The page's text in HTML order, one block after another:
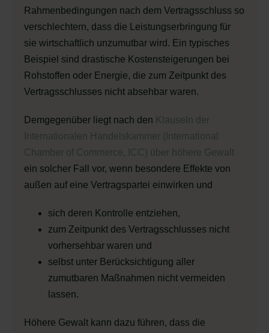
Rahmenbedingungen nach dem Vertragsschluss so
verschlechtern, dass die Leistungserbringung für
sie wirtschaftlich unzumutbar wird. Ein typisches
Beispiel sind drastische Kostensteigerungen bei
Rohstoffen oder Energie, die zum Zeitpunkt des
Vertragsschlusses nicht absehbar waren.
Demgegenüber liegt nach den Klauseln der
Internationalen Handelskammer (International
Chamber of Commerce, ICC) über höhere Gewalt
ein solcher Fall vor, wenn besondere Effekte von
außen auf eine Vertragspartei einwirken und
sich deren Kontrolle entziehen,
zum Zeitpunkt des Vertragsschlusses nicht
vorhersehbar waren und
selbst unter Berücksichtigung aller
zumutbaren Maßnahmen nicht vermeiden
lassen.
Höhere Gewalt kann dazu führen, dass die